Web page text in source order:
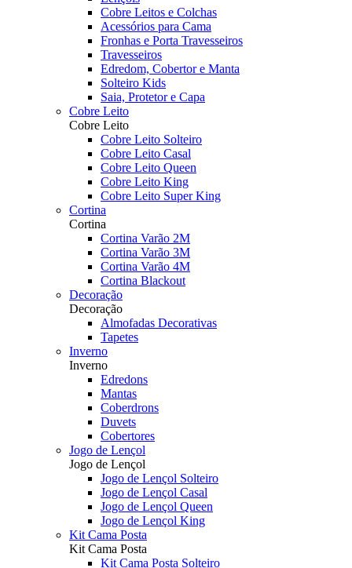
Cobre Leitos e Colchas
Acessórios para Cama
Fronhas e Porta Travesseiros
Travesseiros
Edredom, Cobertor e Manta
Solteiro Kids
Saia, Protetor e Capa
Cobre Leito
Cobre Leito
Cobre Leito Solteiro
Cobre Leito Casal
Cobre Leito Queen
Cobre Leito King
Cobre Leito Super King
Cortina
Cortina
Cortina Varão 2M
Cortina Varão 3M
Cortina Varão 4M
Cortina Blackout
Decoração
Decoração
Almofadas Decorativas
Tapetes
Inverno
Inverno
Edredons
Mantas
Coberdrons
Duvets
Cobertores
Jogo de Lençol
Jogo de Lençol
Jogo de Lençol Solteiro
Jogo de Lençol Casal
Jogo de Lençol Queen
Jogo de Lençol King
Kit Cama Posta
Kit Cama Posta
Kit Cama Posta Solteiro